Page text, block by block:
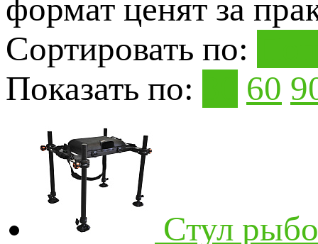
формат ценят за
Сортировать по:
Показать по:
60
Стул